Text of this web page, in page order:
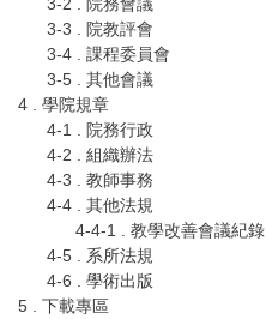
3-3 . 院教評會
3-4 . 課程委員會
3-5 . 其他會議
4 . 學院規章
4-1 . 院務行政
4-2 . 組織辦法
4-3 . 教師事務
4-4 . 其他法規
4-4-1 . 教學改善會議紀錄
4-5 . 系所法規
4-6 . 學術出版
5 . 下載專區